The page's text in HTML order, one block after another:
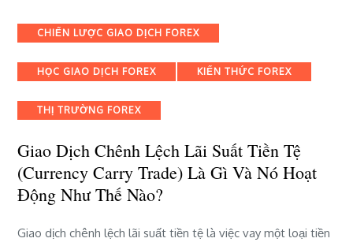
dịch
chênh
lãi
tiền
(Currency
Carry
Trade)
là
và
Categories
CHIẾN LƯỢC GIAO DỊCH FOREX
HỌC GIAO DỊCH FOREX KIẾN THỨC FOREX
THỊ TRƯỜNG FOREX
Giao Dịch Chênh Lệch Lãi Suất Tiền Tệ
(Currency Carry Trade) Là Gì Và Nó Hoạt
Động Như Thế Nào?
Giao dịch chênh lệch lãi suất tiền tệ là việc vay một loại tiền